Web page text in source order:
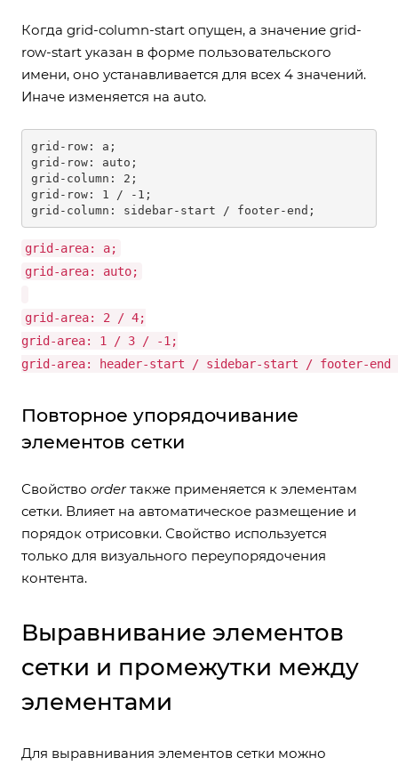
Когда grid-column-start опущен, а значение grid-
row-start указан в форме пользовательского
имени, оно устанавливается для всех 4 значений.
Иначе изменяется на auto.
grid-row: a;
grid-row: auto;
grid-column: 2;
grid-row: 1 / -1;
grid-column: sidebar-start / footer-end;
grid-area: a;
grid-area: auto;
grid-area: 2 / 4;
grid-area: 1 / 3 / -1;
grid-area: header-start / sidebar-start / footer-
Повторное упорядочивание
элементов сетки
Свойство orderтакже применяется к элементам
сетки. Влияет на автоматическое размещение и
порядок отрисовки. Свойство используется
только для визуального переупорядочения
контента.
Выравнивание элементов
сетки и промежутки между
элементами
Для выравнивания элементов сетки можно